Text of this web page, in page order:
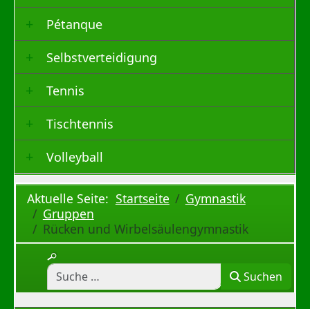
Pétanque
Selbstverteidigung
Tennis
Tischtennis
Volleyball
Aktuelle Seite: Startseite
Gymnastik
Gruppen
Rücken und Wirbelsäulengymnastik
Suchen